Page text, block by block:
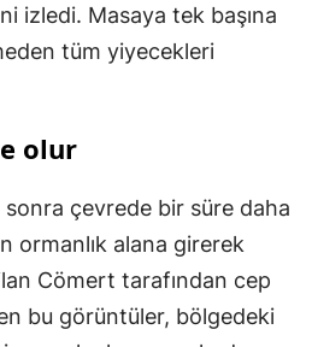
izledi. Masaya tek başına
tüm yiyecekleri
olur
sonra çevrede bir süre daha
ormanlık alana girerek
Cömert tarafından cep
bu görüntüler, bölgedeki